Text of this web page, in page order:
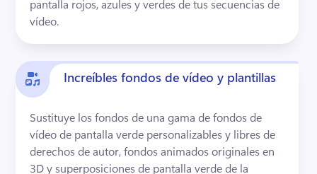
pantalla rojos, azules y verdes de tus secuencias de
vídeo.
Increíbles fondos de vídeo y plantillas
Sustituye los fondos de una gama de fondos de
vídeo de pantalla verde personalizables y libres de
derechos de autor, fondos animados originales en
3D y superposiciones de pantalla verde de la